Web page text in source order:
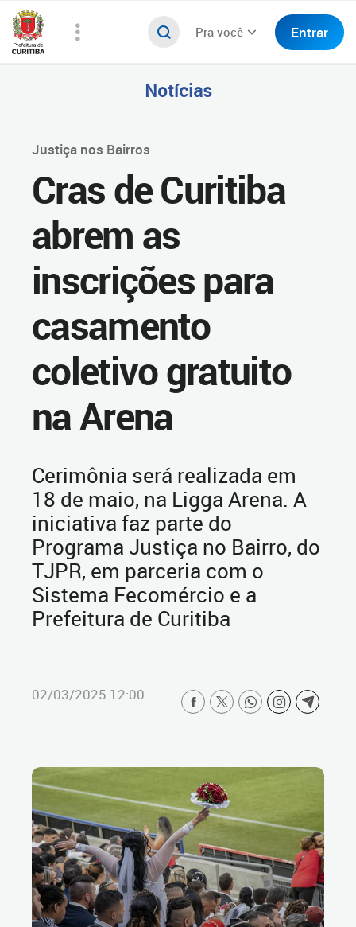
Pra você Entrar
Notícias
Justiça nos Bairros
Cras de Curitiba
abrem as
inscrições para
casamento
coletivo gratuito
na Arena
Cerimônia será realizada em
18 de maio, na Ligga Arena. A
iniciativa faz parte do
Programa Justiça no Bairro, do
TJPR, em parceria com o
Sistema Fecomércio e a
Prefeitura de Curitiba
02/03/2025 12:00